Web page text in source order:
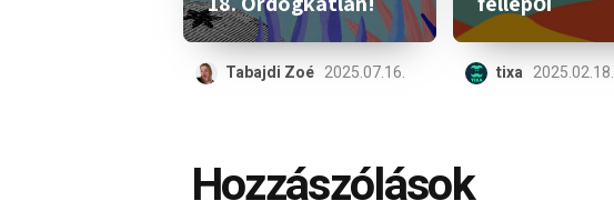
Tabajdi Zoé 2025.07.16. tixa 2025.02.18.
Hozzászólások